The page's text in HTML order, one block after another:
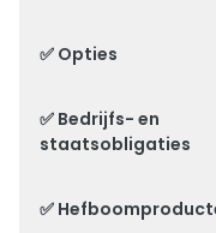
✅ Opties
✅ Bedrijfs- en
staatsobligaties
✅